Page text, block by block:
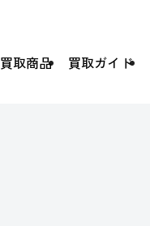
買取商品 買取ガイド